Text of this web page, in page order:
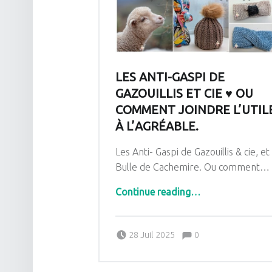
LES ANTI-GASPI DE
GAZOUILLIS ET CIE ♥ OU
COMMENT JOINDRE
À L’AGRÉABLE.
Les Anti- Gaspi de Gazouillis & cie, et
Bulle de Cachemire. Ou comment…
Continue reading“Les Anti-Gaspi de Gazouillis et cie ♥ Ou comment joindre l’utile à l’agréable.”
…
28 Juil 2025
Pascale G&-BdC-WKF
Comments:0